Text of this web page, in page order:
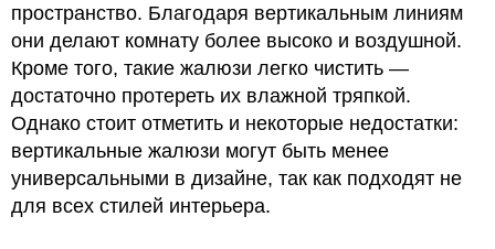
пространство. Благодаря вертикальным линиям
они делают комнату более высоко и воздушной.
Кроме того, такие жалюзи легко чистить —
достаточно протереть их влажной тряпкой.
Однако стоит отметить и некоторые недостатки:
вертикальные жалюзи могут быть менее
универсальными в дизайне, так как подходят не
для всех стилей интерьера.